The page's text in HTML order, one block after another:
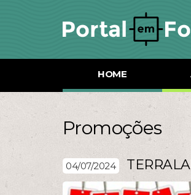
HOME
Promoções
04/07/2024